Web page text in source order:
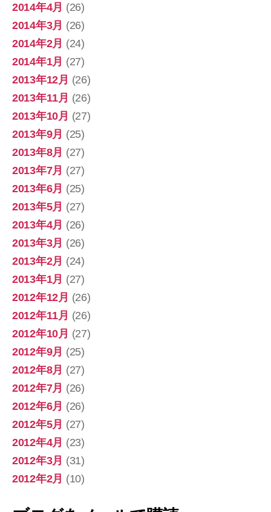
2014年4月 (26)
2014年3月 (26)
2014年2月 (24)
2014年1月 (27)
2013年12月 (26)
2013年11月 (26)
2013年10月 (27)
2013年9月 (25)
2013年8月 (27)
2013年7月 (27)
2013年6月 (25)
2013年5月 (27)
2013年4月 (26)
2013年3月 (26)
2013年2月 (24)
2013年1月 (27)
2012年12月 (26)
2012年11月 (26)
2012年10月 (27)
2012年9月 (25)
2012年8月 (27)
2012年7月 (26)
2012年6月 (26)
2012年5月 (27)
2012年4月 (23)
2012年3月 (31)
2012年2月 (10)